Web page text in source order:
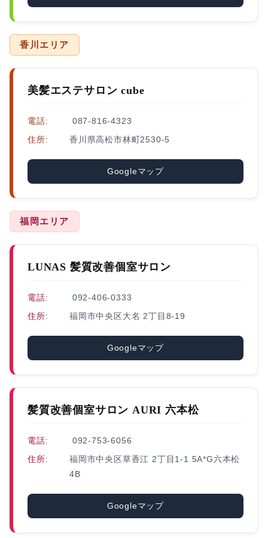
香川エリア
美髪エステサロン cube
電話:
087-816-4323
住所:
香川県高松市林町2530-5
Googleマップ
福岡エリア
LUNAS 髪質改善個室サロン
電話:
092-406-0333
住所:
福岡市中央区大名 2丁目8-19
Googleマップ
髪質改善個室サロン AURI 六本松
電話:
092-753-6056
住所:
福岡市中央区草香江 2丁目1-1 5A*G六本松
4B
Googleマップ